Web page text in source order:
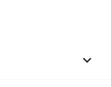
